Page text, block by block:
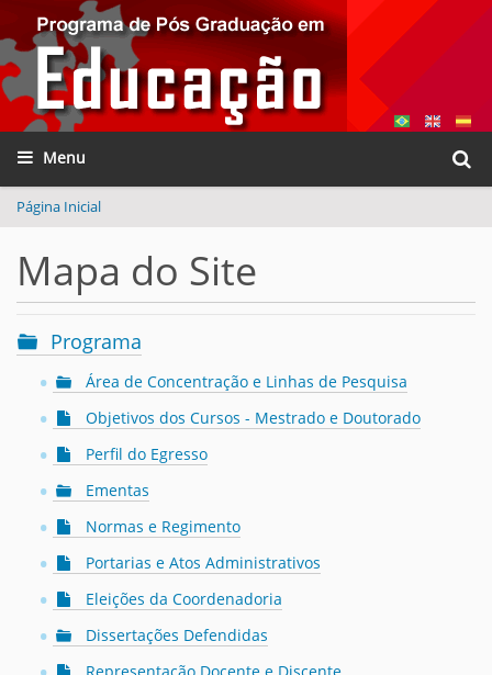
Busca
Toggle navigation
Página Inicial
Mapa do Site
Programa
Área de Concentração e Linhas de Pesquisa
Objetivos dos Cursos - Mestrado e Doutorado
Perfil do Egresso
Ementas
Normas e Regimento
Portarias e Atos Administrativos
Eleições da Coordenadoria
Dissertações Defendidas